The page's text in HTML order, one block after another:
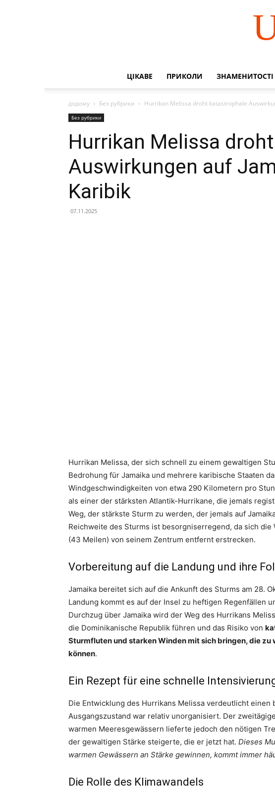
ЦІКАВЕ ПРИКОЛИ ЗНАМЕНИТОСТІ
додому Без рубрики Hurrikan Melissa droht katastrophale
Без рубрики
Hurrikan Melissa
Auswirkungen auf
Karibik
07.11.2025
Hurrikan Melissa, der sich schnell zu einem gewaltigen
Bedrohung für Jamaika und mehrere karibische Staaten
Windgeschwindigkeiten von etwa 290 Kilometern pro
als einer der stärksten Atlantik-Hurrikane, die jemals
Weg, der stärkste Sturm zu werden, der jemals auf
Reichweite des Sturms ist besorgniserregend, da sich
(43 Meilen) von seinem Zentrum entfernt erstrecken.
Vorbereitung auf die Landung und ihre
Jamaika bereitet sich auf die Ankunft des Sturms am 28.
Landung kommt es auf der Insel zu heftigen Regenfällen
Durchzug über Jamaika wird der Weg des Hurrikans
die Dominikanische Republik führen und das Risiko von
Sturmfluten und starken Winden mit sich bringen, die
können.
Ein Rezept für eine schnelle
Die Entwicklung des Hurrikans Melissa verdeutlicht
Ausgangszustand war relativ unorganisiert. Der
warmen Meeresgewässern lieferte jedoch den nötigen
der gewaltigen Stärke steigerte, die er jetzt hat. Dieses
warmen Gewässern an Stärke gewinnen, kommt immer
Die Rolle des Klimawandels